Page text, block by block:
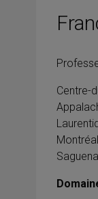
Centre-